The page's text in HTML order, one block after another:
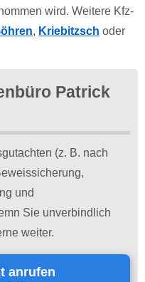
wird. Weitere Kfz-
, Kriebitzsch oder
Patrick
(z. B. nach
und
Sie unverbindlich
weiter.
anrufen